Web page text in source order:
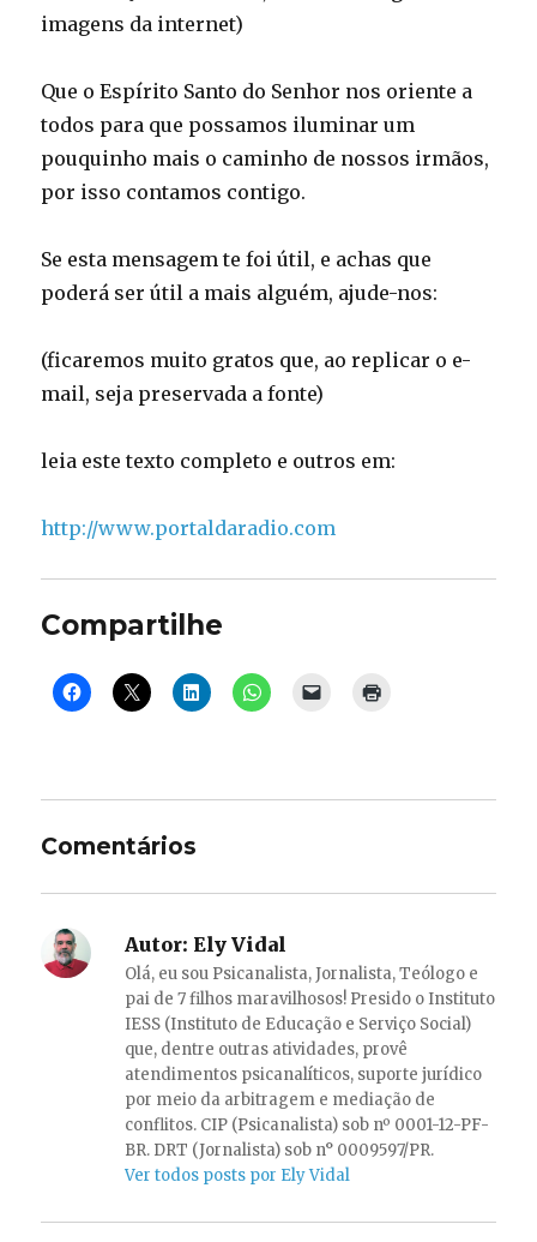
imagens da internet)
Que o Espírito Santo do Senhor nos oriente a
todos para que possamos iluminar um
pouquinho mais o caminho de nossos irmãos,
por isso contamos contigo.
Se esta mensagem te foi útil, e achas que
poderá ser útil a mais alguém, ajude-nos:
(ficaremos muito gratos que, ao replicar o e-
mail, seja preservada a fonte)
leia este texto completo e outros em:
http://www.portaldaradio.com
Compartilhe
Comentários
Autor: Ely Vidal
Olá, eu sou Psicanalista, Jornalista, Teólogo e
pai de 7 filhos maravilhosos! Presido o Instituto
IESS (Instituto de Educação e Serviço Social)
que, dentre outras atividades, provê
atendimentos psicanalíticos, suporte jurídico
por meio da arbitragem e mediação de
conflitos. CIP (Psicanalista) sob nº 0001-12-PF-
BR. DRT (Jornalista) sob n° 0009597/PR.
Ver todos posts por Ely Vidal